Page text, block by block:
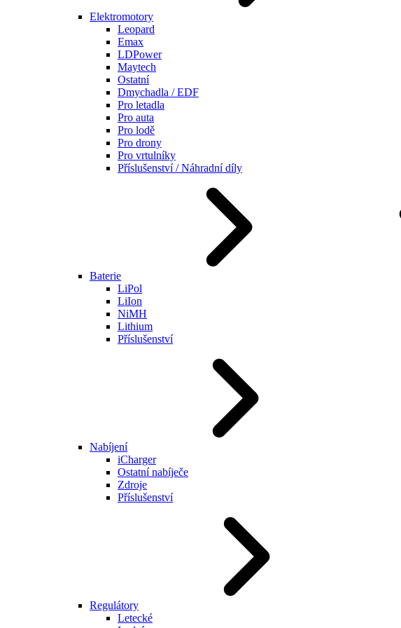
Elektromotory
Leopard
Emax
LDPower
Maytech
Ostatní
Dmychadla / EDF
Pro letadla
Pro auta
Pro lodě
Pro drony
Pro vrtulníky
Příslušenství / Náhradní díly
Baterie
LiPol
LiIon
NiMH
Lithium
Příslušenství
Nabíjení
iCharger
Ostatní nabíječe
Zdroje
Příslušenství
Regulátory
Letecké